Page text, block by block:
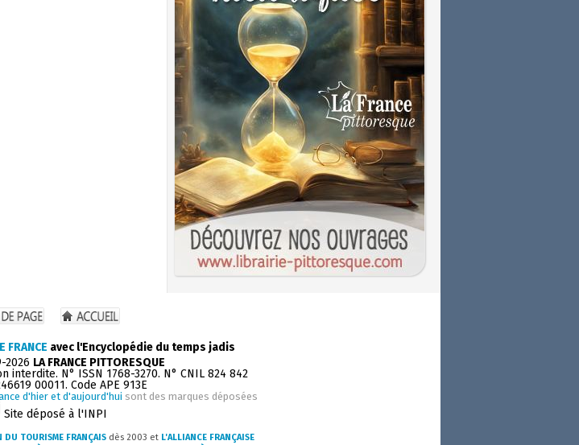
FRANCE avec l'Encyclopédie du temps jadis
2026 LA FRANCE PITTORESQUE
interdite. N° ISSN 1768-3270. N° CNIL 824 842
00011. Code APE 913E
d'hier et d'aujourd'hui sont des marques déposées
Site déposé à l'INPI
DU TOURISME FRANÇAIS dès 2003 et L'ALLIANCE FRANÇAISE